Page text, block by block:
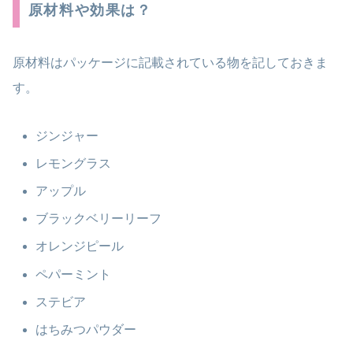
原材料や効果は？
原材料はパッケージに記載されている物を記しておきま
す。
ジンジャー
レモングラス
アップル
ブラックベリーリーフ
オレンジピール
ペパーミント
ステビア
はちみつパウダー